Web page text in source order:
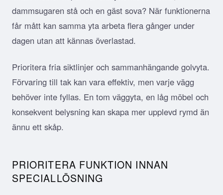
dammsugaren stå och en gäst sova? När funktionerna
får mått kan samma yta arbeta flera gånger under
dagen utan att kännas överlastad.
Prioritera fria siktlinjer och sammanhängande golvyta.
Förvaring till tak kan vara effektiv, men varje vägg
behöver inte fyllas. En tom väggyta, en låg möbel och
konsekvent belysning kan skapa mer upplevd rymd än
ännu ett skåp.
PRIORITERA FUNKTION INNAN
SPECIALLÖSNING